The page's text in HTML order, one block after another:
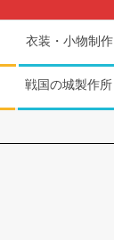
衣装・小物制作
戦国の城製作所